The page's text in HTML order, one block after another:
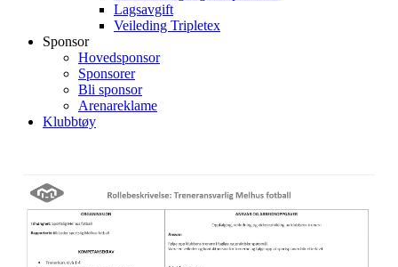
Lagsavgift
Veileding Tripletex
Sponsor
Hovedsponsor
Sponsorer
Bli sponsor
Arenareklame
Klubbtøy